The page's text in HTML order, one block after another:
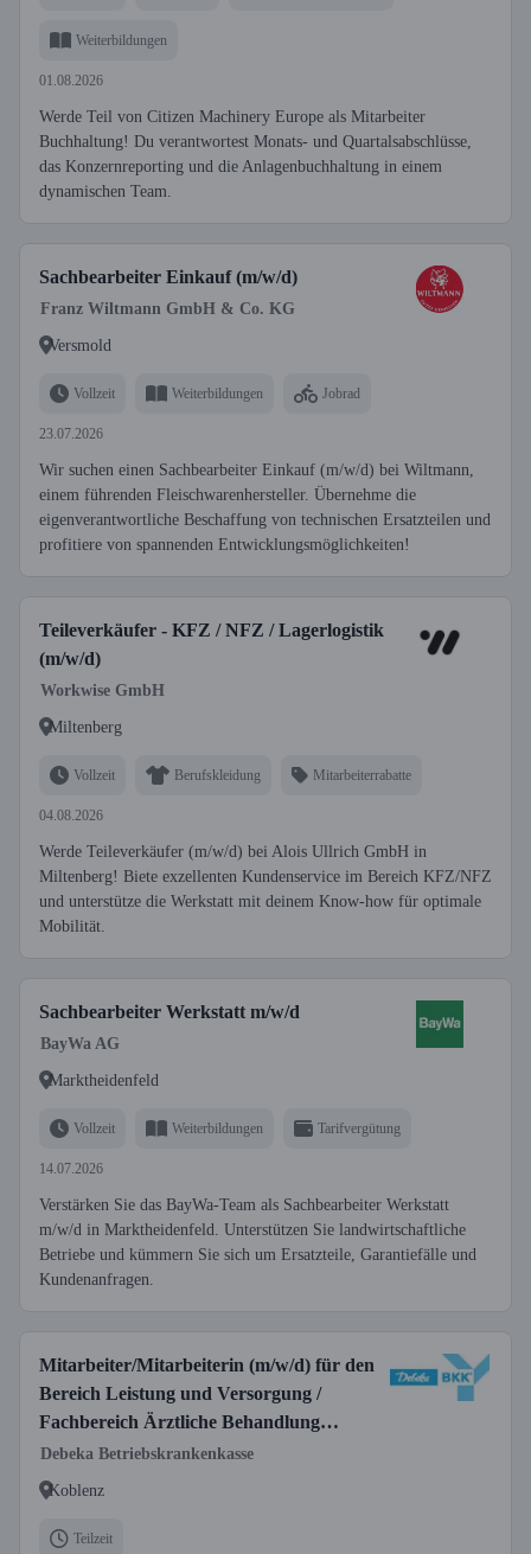
Weiterbildungen
01.08.2026
Werde Teil von Citizen Machinery Europe als Mitarbeiter
Buchhaltung! Du verantwortest Monats- und Quartalsabschlüsse,
das Konzernreporting und die Anlagenbuchhaltung in einem
dynamischen Team.
Sachbearbeiter Einkauf (m/w/d)
Franz Wiltmann GmbH & Co. KG
Versmold
Vollzeit Weiterbildungen Jobrad
23.07.2026
Wir suchen einen Sachbearbeiter Einkauf (m/w/d) bei Wiltmann,
einem führenden Fleischwarenhersteller. Übernehme die
eigenverantwortliche Beschaffung von technischen Ersatzteilen und
profitiere von spannenden Entwicklungsmöglichkeiten!
Teileverkäufer - KFZ / NFZ / Lagerlogistik
(m/w/d)
Workwise GmbH
Miltenberg
Vollzeit Berufskleidung Mitarbeiterrabatte
04.08.2026
Werde Teileverkäufer (m/w/d) bei Alois Ullrich GmbH in
Miltenberg! Biete exzellenten Kundenservice im Bereich KFZ/NFZ
und unterstütze die Werkstatt mit deinem Know-how für optimale
Mobilität.
Sachbearbeiter Werkstatt m/w/d
BayWa AG
Marktheidenfeld
Vollzeit Weiterbildungen Tarifvergütung
14.07.2026
Verstärken Sie das BayWa-Team als Sachbearbeiter Werkstatt
m/w/d in Marktheidenfeld. Unterstützen Sie landwirtschaftliche
Betriebe und kümmern Sie sich um Ersatzteile, Garantiefälle und
Kundenanfragen.
Mitarbeiter/Mitarbeiterin (m/w/d) für den
Bereich Leistung und Versorgung /
Fachbereich Ärztliche Behandlung
befristet in Teilzeit
Debeka Betriebskrankenkasse
Koblenz
Teilzeit